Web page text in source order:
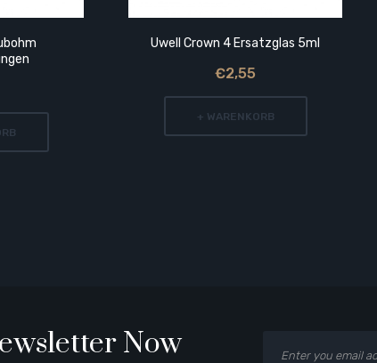
Uwell Crown 4 Ersatzglas 5ml
€2,55
+ WARENKORB
Now